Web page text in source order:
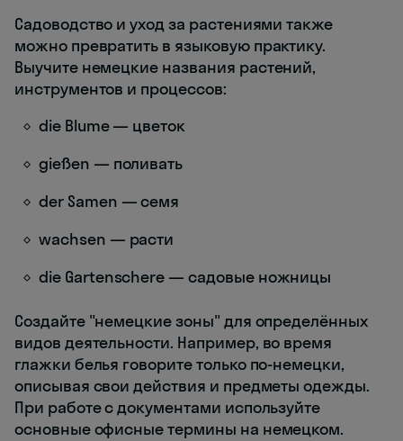
Садоводство и уход за растениями также
можно превратить в языковую практику.
Выучите немецкие названия растений,
инструментов и процессов:
die Blume — цветок
gießen — поливать
der Samen — семя
wachsen — расти
die Gartenschere — садовые ножницы
Создайте "немецкие зоны" для определённых
видов деятельности. Например, во время
глажки белья говорите только по-немецки,
описывая свои действия и предметы одежды.
При работе с документами используйте
основные офисные термины на немецком.